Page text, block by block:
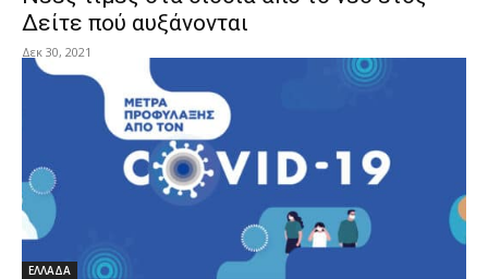
Δείτε πού αυξάνονται
Δεκ 30, 2021
ΕΛΛΑΔΑ